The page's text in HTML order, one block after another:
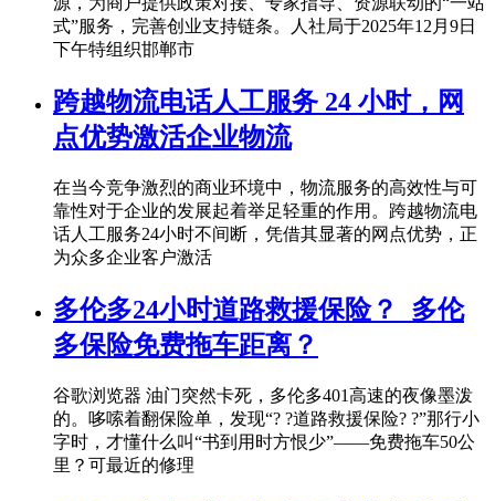
式”服务，完善创业支持链条。人社局于2025年12月9日
下午特组织邯郸市
跨越物流电话人工服务 24 小时，网
点优势激活企业物流
在当今竞争激烈的商业环境中，物流服务的高效性与可
靠性对于企业的发展起着举足轻重的作用。跨越物流电
话人工服务24小时不间断，凭借其显著的网点优势，正
为众多企业客户激活
多伦多24小时道路救援保险？_多伦
多保险免费拖车距离？
谷歌浏览器 油门突然卡死，多伦多401高速的夜像墨泼
的。哆嗦着翻保险单，发现“? ?道路救援保险? ?”那行小
字时，才懂什么叫“书到用时方恨少”——免费拖车50公
里？可最近的修理